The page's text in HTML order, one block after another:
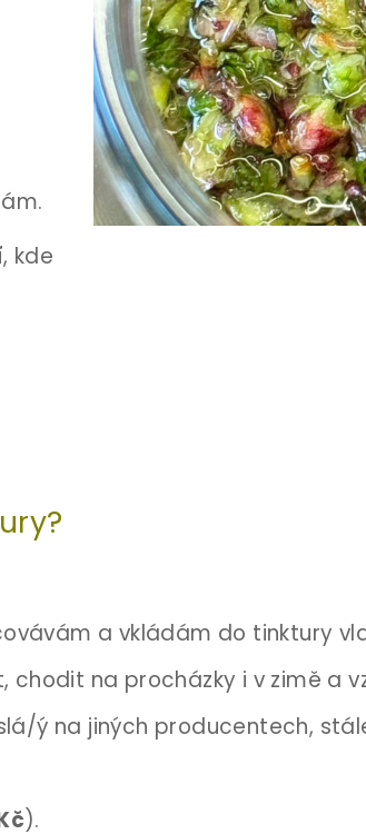
, kde
a vkládám do tinktury
na procházky i v zimě a
ý na jiných producentech,
).